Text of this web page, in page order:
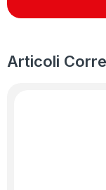
Articoli